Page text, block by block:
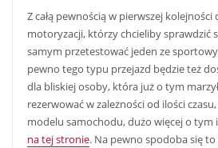
Z całą pewnością w pierwszej
motoryzacji, którzy chcieliby sprawdzić
samym przetestować jeden ze
pewno tego typu przejazd będzie też
dla bliskiej osoby, która już o tym
rezerwować w zależności od ilości
modelu samochodu, dużo więcej o tym
na tej stronie. Na pewno spodoba się